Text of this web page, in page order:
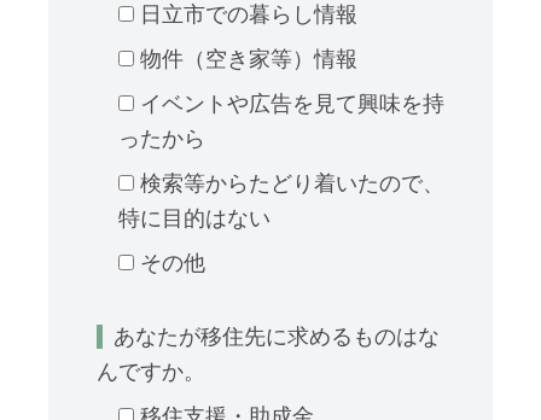
日立市での暮らし情報
物件（空き家等）情報
イベントや広告を見て興味を持
ったから
検索等からたどり着いたので、
特に目的はない
その他
あなたが移住先に求めるものはな
んですか。